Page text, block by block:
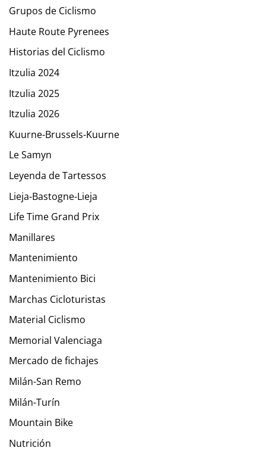
Grupos de Ciclismo
Haute Route Pyrenees
Historias del Ciclismo
Itzulia 2024
Itzulia 2025
Itzulia 2026
Kuurne-Brussels-Kuurne
Le Samyn
Leyenda de Tartessos
Lieja-Bastogne-Lieja
Life Time Grand Prix
Manillares
Mantenimiento
Mantenimiento Bici
Marchas Cicloturistas
Material Ciclismo
Memorial Valenciaga
Mercado de fichajes
Milán-San Remo
Milán-Turín
Mountain Bike
Nutrición